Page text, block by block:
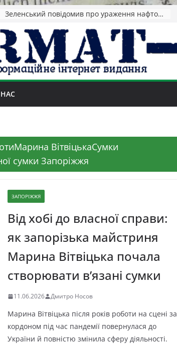
Зеленський повідомив про ураження нафтозаводів РФ за понад 1300 км від фронту
ВітвіцькаСумки
сумки Запоріжжя
ЗАПОРІЖЖЯ
Від хобі до власної справи:
як запорізька майстриня
Марина Вітвіцька почала
створювати в’язані сумки
11.06.2026 Дмитро Носов
Марина Вітвіцька після років роботи на сцені за
кордоном під час пандемії повернулася до
України й повністю змінила сферу діяльності.